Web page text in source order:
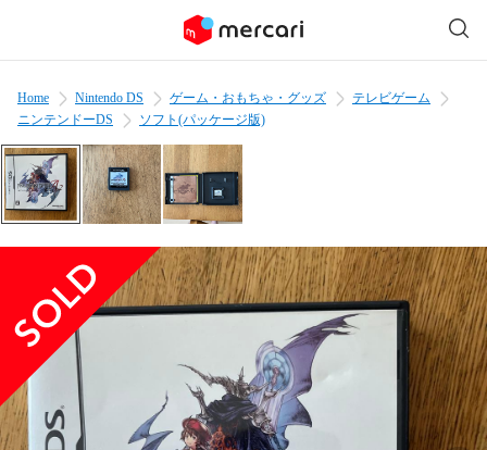
Home Nintendo DS ゲーム・おもちゃ・グッズ
テレビゲーム
ニンテンドーDS
ソフト(パッケージ版)